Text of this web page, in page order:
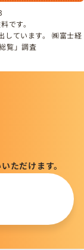
です。
ています。 ㈱富士経
覧」調査
ただけます。